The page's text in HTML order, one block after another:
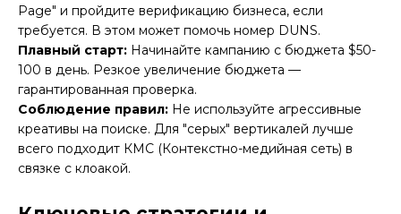
Page" и пройдите верификацию бизнеса, если
требуется. В этом может помочь номер DUNS.
Плавный старт: Начинайте кампанию с бюджета $50-
100 в день. Резкое увеличение бюджета —
гарантированная проверка.
Соблюдение правил: Не используйте агрессивные
креативы на поиске. Для "серых" вертикалей лучше
всего подходит КМС (Контекстно-медийная сеть) в
связке с клоакой.